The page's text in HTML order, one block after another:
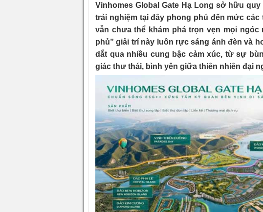
Vinhomes Global Gate Hạ Long sở hữu
trải nghiệm tại đây phong phú đến mức
vẫn chưa thể khám phá trọn vẹn mọi ngóc
phủ” giải trí này luôn rực sáng ánh đèn và
dắt qua nhiều cung bậc cảm xúc, từ sự
giác thư thái, bình yên giữa thiên nhiên đại